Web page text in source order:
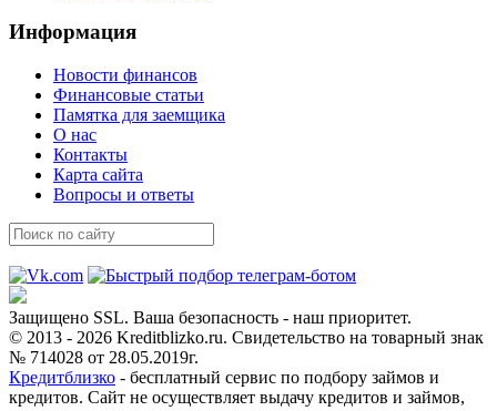
Информация
Новости финансов
Финансовые статьи
Памятка для заемщика
О нас
Контакты
Карта сайта
Вопросы и ответы
Защищено SSL. Ваша безопасность - наш приоритет.
© 2013 - 2026 Kreditblizko.ru. Свидетельство на товарный знак
№ 714028 от 28.05.2019г.
Кредитблизко - бесплатный сервис по подбору займов и
кредитов. Сайт не осуществляет выдачу кредитов и займов,